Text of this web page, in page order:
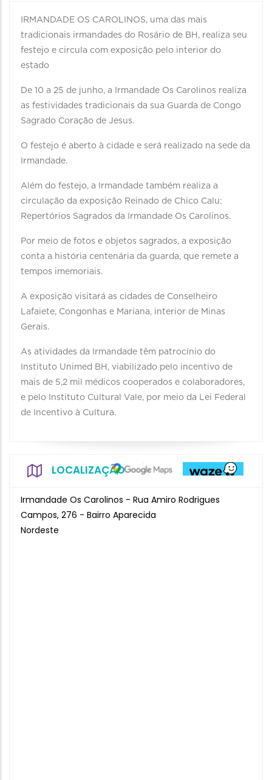
IRMANDADE OS CAROLINOS, uma das mais
tradicionais irmandades do Rosário de BH, realiza seu
festejo e circula com exposição pelo interior do
estado
De 10 a 25 de junho, a Irmandade Os Carolinos realiza
as festividades tradicionais da sua Guarda de Congo
Sagrado Coração de Jesus.
O festejo é aberto à cidade e será realizado na sede da
Irmandade.
Além do festejo, a Irmandade também realiza a
circulação da exposição Reinado de Chico Calu:
Repertórios Sagrados da Irmandade Os Carolinos.
Por meio de fotos e objetos sagrados, a exposição
conta a história centenária da guarda, que remete a
tempos imemoriais.
A exposição visitará as cidades de Conselheiro
Lafaiete, Congonhas e Mariana, interior de Minas
Gerais.
As atividades da Irmandade têm patrocínio do
Instituto Unimed BH, viabilizado pelo incentivo de
mais de 5,2 mil médicos cooperados e colaboradores,
e pelo Instituto Cultural Vale, por meio da Lei Federal
de Incentivo à Cultura.
LOCALIZAÇÃO
Irmandade Os Carolinos - Rua Amiro Rodrigues
Campos, 276 - Bairro Aparecida
Nordeste